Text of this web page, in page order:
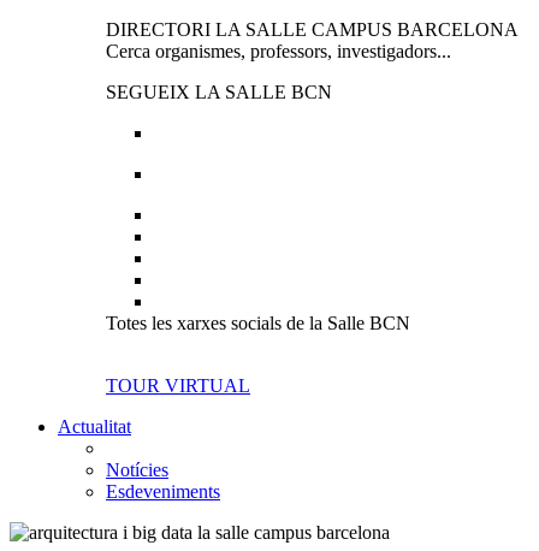
DIRECTORI LA SALLE CAMPUS BARCELONA
Cerca organismes, professors, investigadors...
SEGUEIX LA SALLE BCN
Totes les xarxes socials de la Salle BCN
TOUR VIRTUAL
Actualitat
Notícies
Esdeveniments